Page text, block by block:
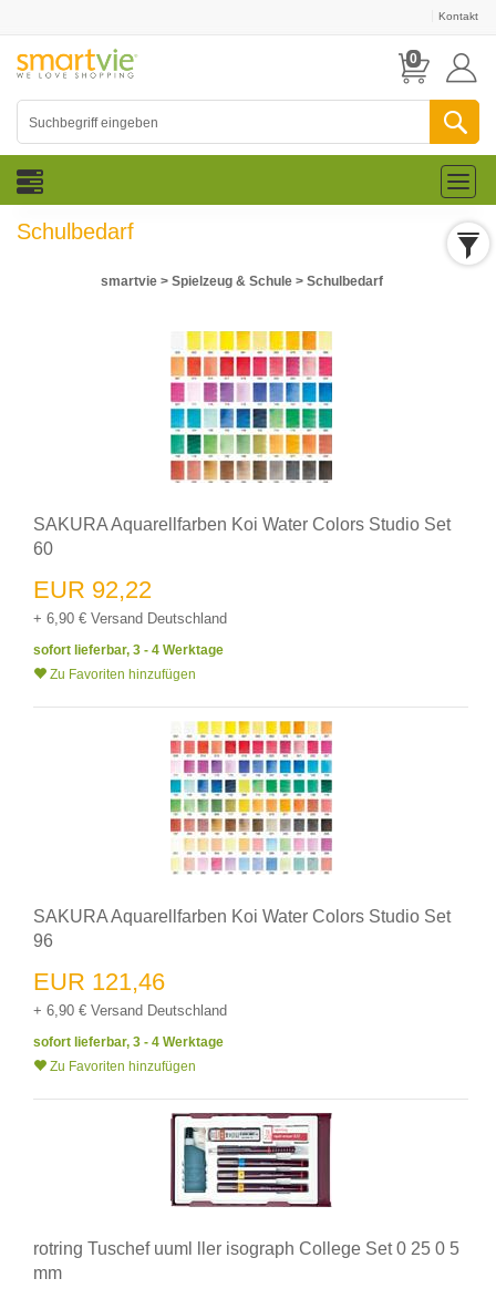
Kontakt
0
Schulbedarf
smartvie> Spielzeug & Schule> Schulbedarf
SAKURA Aquarellfarben Koi Water Colors Studio Set
60
EUR 92,22
+ 6,90 € Versand Deutschland
sofort lieferbar, 3 - 4 Werktage
Zu Favoriten hinzufügen
SAKURA Aquarellfarben Koi Water Colors Studio Set
96
EUR 121,46
+ 6,90 € Versand Deutschland
sofort lieferbar, 3 - 4 Werktage
Zu Favoriten hinzufügen
rotring Tuschef uuml ller isograph College Set 0 25 0 5
mm